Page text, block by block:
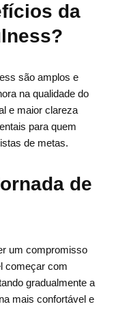
da
são amplos e
na qualidade do
e maior clareza
para quem
de metas.
de
um compromisso
começar com
gradualmente a
mais confortável e